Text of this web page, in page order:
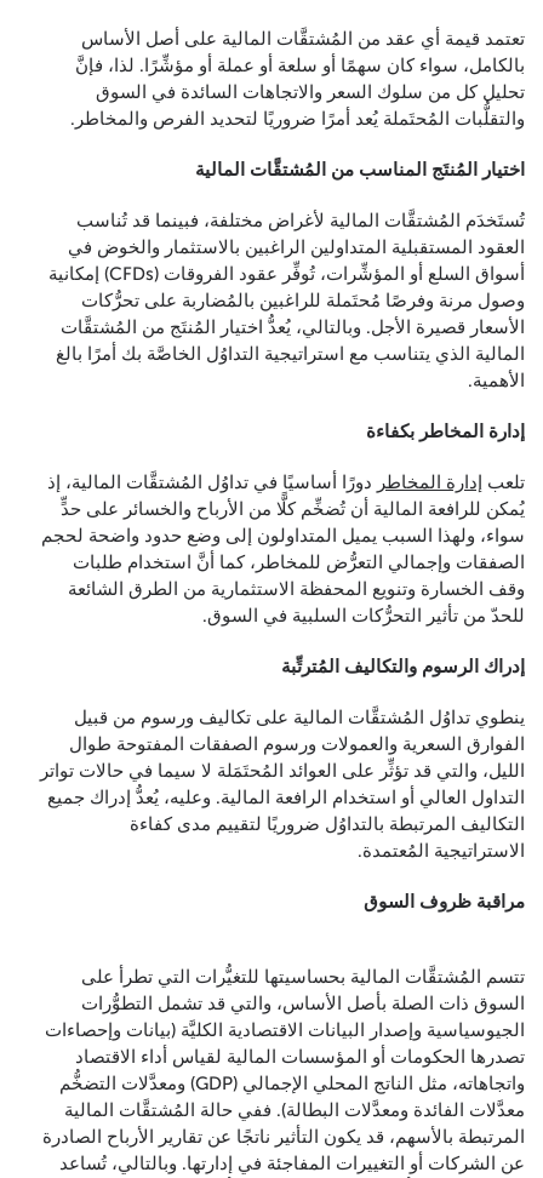
تعتمد قيمة أي عقد من المُشتقَّات المالية على أصل الأساس
بالكامل، سواء كان سهمًا أو سلعة أو عملة أو مؤشِّرًا. لذا، فإنَّ
تحليل كل من سلوك السعر والاتجاهات السائدة في السوق
والتقلُّبات المُحتَملة يُعد أمرًا ضروريًا لتحديد الفرص والمخاطر.
اختيار المُنتَج المناسب من المُشتقَّات المالية
تُستَخدَم المُشتقَّات المالية لأغراض مختلفة، فبينما قد تُناسب
العقود المستقبلية المتداولين الراغبين بالاستثمار والخوض في
أسواق السلع أو المؤشِّرات، تُوفِّر عقود الفروقات (CFDs) إمكانية
وصول مرنة وفرصًا مُحتَملة للراغبين بالمُضاربة على تحرُّكات
الأسعار قصيرة الأجل. وبالتالي، يُعدُّ اختيار المُنتَج من المُشتقَّات
المالية الذي يتناسب مع استراتيجية التداوُل الخاصَّة بك أمرًا بالغ
الأهمية.
إدارة المخاطر بكفاءة
تلعب إدارة المخاطر دورًا أساسيًا في تداوُل المُشتقَّات المالية، إذ
يُمكن للرافعة المالية أن تُضخِّم كلًّا من الأرباح والخسائر على حدٍّ
سواء، ولهذا السبب يميل المتداولون إلى وضع حدود واضحة لحجم
الصفقات وإجمالي التعرُّض للمخاطر، كما أنَّ استخدام طلبات
وقف الخسارة وتنويع المحفظة الاستثمارية من الطرق الشائعة
للحدّ من تأثير التحرُّكات السلبية في السوق.
إدراك الرسوم والتكاليف المُترتِّبة
ينطوي تداوُل المُشتقَّات المالية على تكاليف ورسوم من قبيل
الفوارق السعرية والعمولات ورسوم الصفقات المفتوحة طوال
الليل، والتي قد تؤثِّر على العوائد المُحتَمَلة لا سيما في حالات تواتر
التداول العالي أو استخدام الرافعة المالية. وعليه، يُعدُّ إدراك جميع
التكاليف المرتبطة بالتداوُل ضروريًا لتقييم مدى كفاءة
الاستراتيجية المُعتمدة.
مراقبة ظروف السوق
تتسم المُشتقَّات المالية بحساسيتها للتغيُّرات التي تطرأ على
السوق ذات الصلة بأصل الأساس، والتي قد تشمل التطوُّرات
الجيوسياسية وإصدار البيانات الاقتصادية الكليَّة (بيانات وإحصاءات
تصدرها الحكومات أو المؤسسات المالية لقياس أداء الاقتصاد
واتجاهاته، مثل الناتج المحلي الإجمالي (GDP) ومعدَّلات التضخُّم
معدَّلات الفائدة ومعدَّلات البطالة). ففي حالة المُشتقَّات المالية
المرتبطة بالأسهم، قد يكون التأثير ناتجًا عن تقارير الأرباح الصادرة
عن الشركات أو التغييرات المفاجئة في إدارتها. وبالتالي، تُساعد